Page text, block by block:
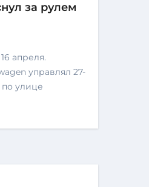
за рулем
управлял 27-
улице